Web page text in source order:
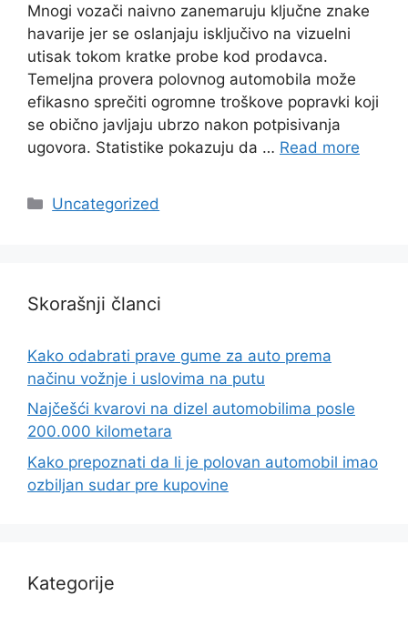
Mnogi vozači naivno zanemaruju ključne znake
havarije jer se oslanjaju isključivo na vizuelni
utisak tokom kratke probe kod prodavca.
Temeljna provera polovnog automobila može
efikasno sprečiti ogromne troškove popravki koji
se obično javljaju ubrzo nakon potpisivanja
ugovora. Statistike pokazuju da … Read more
Categories
Uncategorized
Skorašnji članci
Kako odabrati prave gume za auto prema
načinu vožnje i uslovima na putu
Najčešći kvarovi na dizel automobilima posle
200.000 kilometara
Kako prepoznati da li je polovan automobil imao
ozbiljan sudar pre kupovine
Kategorije